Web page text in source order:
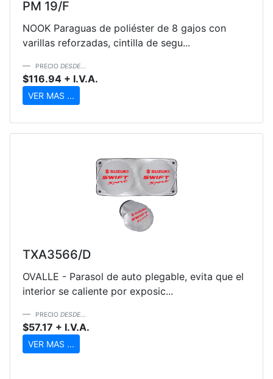
PM 19/F
NOOK Paraguas de poliéster de 8 gajos con
varillas reforzadas, cintilla de segu...
PRECIO DESDE...
$116.94 + I.V.A.
VER MAS ...
TXA3566/D
OVALLE - Parasol de auto plegable, evita que el
interior se caliente por exposic...
PRECIO DESDE...
$57.17 + I.V.A.
VER MAS ...